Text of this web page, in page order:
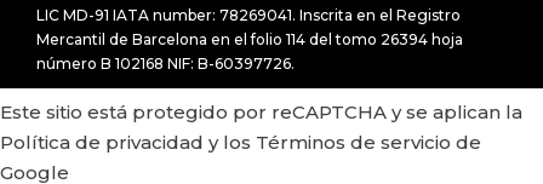
LIC MD-91 IATA number: 78269041. Inscrita en el Registro
Mercantil de Barcelona en el folio 114 del tomo 26394 hoja
número B 102168 NIF: B-60397726.
Este sitio está protegido por reCAPTCHA y se aplican la
Política de privacidad y los Términos de servicio de
Google